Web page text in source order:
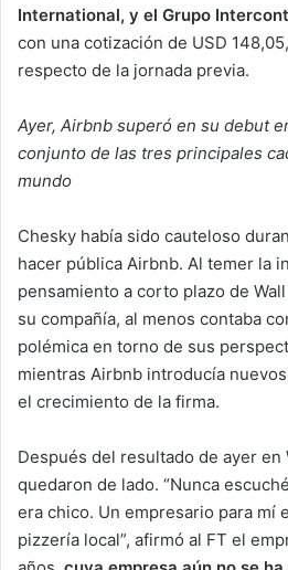
International, y el Grupo
con una cotización de USD
respecto de la jornada previa.
Ayer, Airbnb superó en su debut
conjunto de las tres principales
mundo
Chesky había sido cauteloso
hacer pública Airbnb. Al temer la
pensamiento a corto plazo de
su compañía, al menos contaba
polémica en torno de sus
mientras Airbnb introducía
el crecimiento de la firma.
Después del resultado de ayer en
quedaron de lado. “Nunca
era chico. Un empresario para mí
pizzería local”, afirmó al FT el